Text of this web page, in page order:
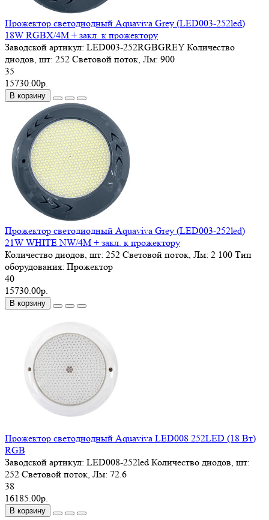
Прожектор светодиодный Aquaviva Grey (LED003-252led)
18W RGBX/4M + закл. к прожектору
Заводской артикул: LED003-252RGBGREYКоличество
диодов, шт: 252 Световой поток, Лм: 900
35
15730.00р.
В корзину
Прожектор светодиодный Aquaviva Grey (LED003-252led)
21W WHITE NW/4M + закл. к прожектору
Количество диодов, шт: 252 Световой поток, Лм: 2 100 Тип
оборудования: Прожектор
40
15730.00р.
В корзину
Прожектор светодиодный Aquaviva LED008 252LED (18 Вт)
RGB
Заводской артикул: LED008-252led Количество диодов, шт:
252 Световой поток, Лм: 72.6
38
16185.00р.
В корзину